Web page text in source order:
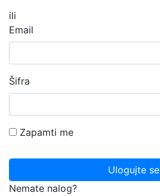
ili
Email
Šifra
Zapamti me
Ulogujte se
Nemate nalog?